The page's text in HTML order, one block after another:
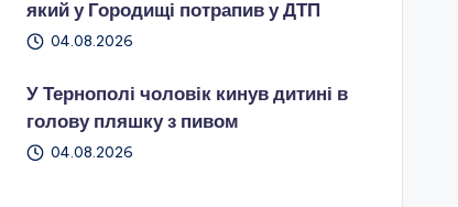
який у Городищі потрапив у ДТП
04.08.2026
У Тернополі чоловік кинув дитині в
голову пляшку з пивом
04.08.2026